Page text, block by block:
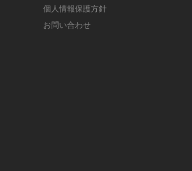
個人情報保護方針
お問い合わせ